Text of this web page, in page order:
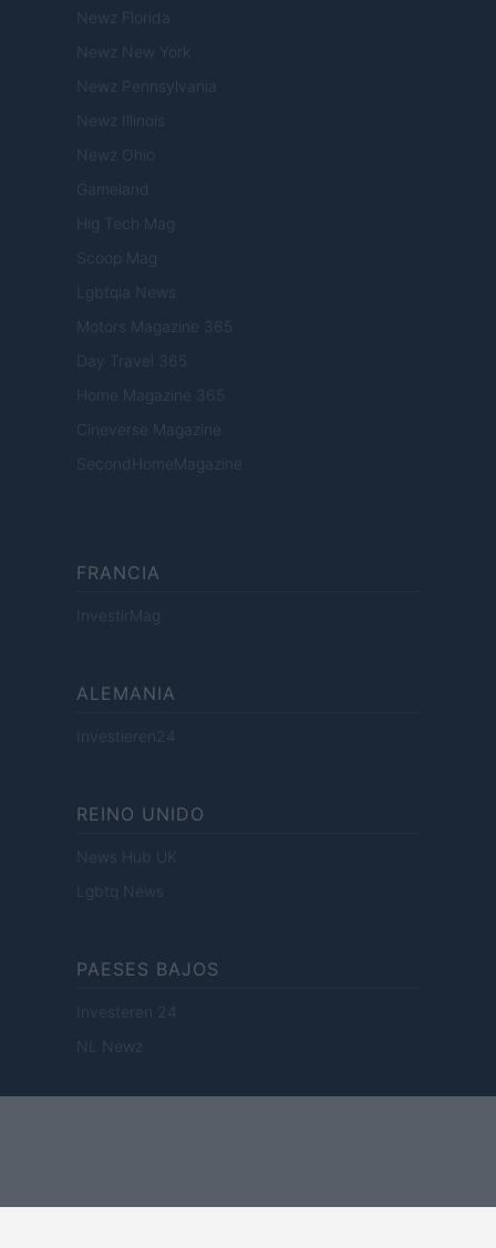
Newz Florida
Newz New York
Newz Pennsylvania
Newz Illinois
Newz Ohio
Gameland
Hig Tech Mag
Scoop Mag
Lgbtqia News
Motors Magazine 365
Day Travel 365
Home Magazine 365
Cineverse Magazine
SecondHomeMagazine
FRANCIA
InvestirMag
ALEMANIA
Investieren24
REINO UNIDO
News Hub UK
Lgbtq News
PAESES BAJOS
Investeren 24
NL Newz